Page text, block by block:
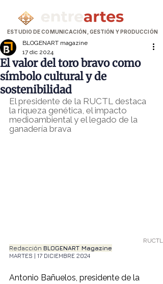
ESTUDIO DE COMUNICACIÓN, GESTIÓN Y PRODUCCIÓN
El valor del toro bravo como
símbolo cultural y de
sostenibilidad
BLOGENART magazine
17 dic 2024
El presidente de la RUCTL destaca
la riqueza genética, el impacto
medioambiental y el legado de la
ganadería brava
RUCTL
Redacción BLOGENART Magazine
MARTES | 17 DICIEMBRE 2024
Antonio Bañuelos, presidente de la